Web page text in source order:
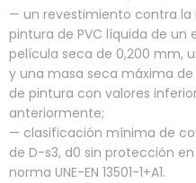
— un revestimiento contra
pintura de PVC líquida de
película seca de 0,200 mm,
y una masa seca máxima
de pintura con valores
anteriormente;
— clasificación mínima de
de D-s3, d0 sin protección
norma UNE-EN 13501-1+A1.